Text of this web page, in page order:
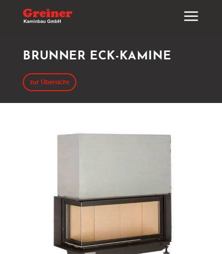
BRUNNER ECK-KAMINE
zur Übersicht